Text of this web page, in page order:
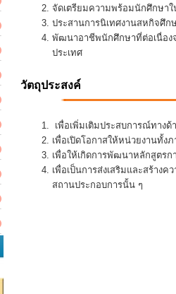
จัดเตรียมความพร้อมนักศึกษา
ประสานการนิเทศงานสหกิจศึ
พัฒนาอาชีพนักศึกษาที่ต่อเนื่อง
ประเทศ
วัตถุประสงค์
เพื่อเพิ่มเติมประสบการณ์ทาง
เพื่อเปิดโอกาสให้หน่วยงานทั้
เพื่อให้เกิดการพัฒนาหลักสูตรก
เพื่อเป็นการส่งเสริมและสร้า
สถานประกอบการนั้น ๆ